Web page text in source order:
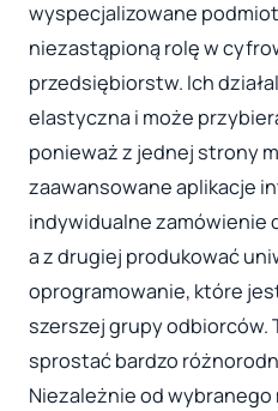
wyspecjalizowane
niezastąpioną rolę w
przedsiębiorstw. Ich
elastyczna i może
ponieważ z jednej strony
zaawansowane aplikacje
indywidualne zamówienie
a z drugiej produkować
oprogramowanie, które
szerszej grupy odbiorców.
sprostać bardzo
Niezależnie od